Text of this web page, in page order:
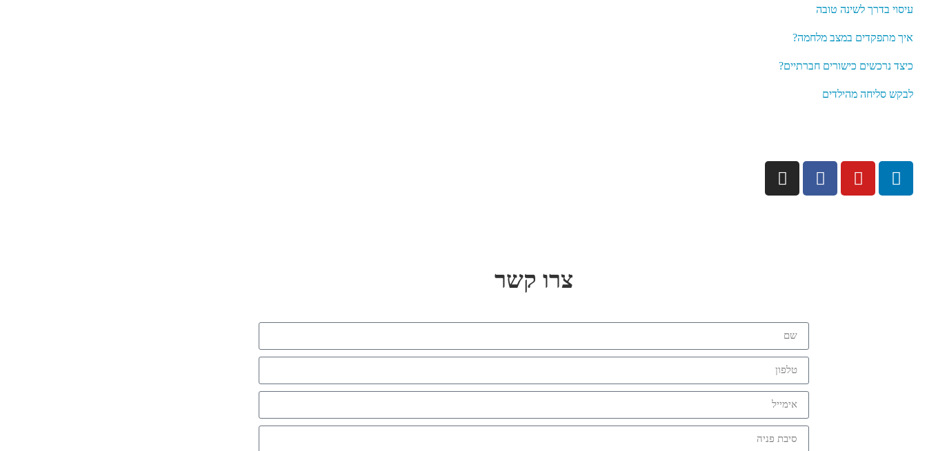
עיסוי בדרך לשינה טובה
איך מתפקדים במצב מלחמה?
כיצד נרכשים כישורים חברתיים?
לבקש סליחה מהילדים
צרו קשר